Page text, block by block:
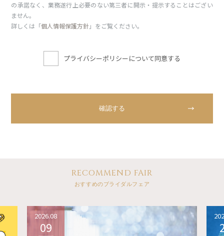
の承諾なく、業務遂行上必要のない第三者に開示・提示することはござい
ません。
詳しくは「個人情報保護方針」をご覧ください。
プライバシーポリシーについて同意する
RECOMMEND FAIR
おすすめのブライダルフェア
2026.08
09